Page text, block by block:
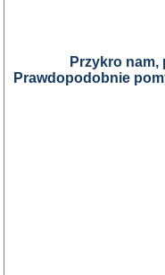
Przykro
Prawdopodobnie